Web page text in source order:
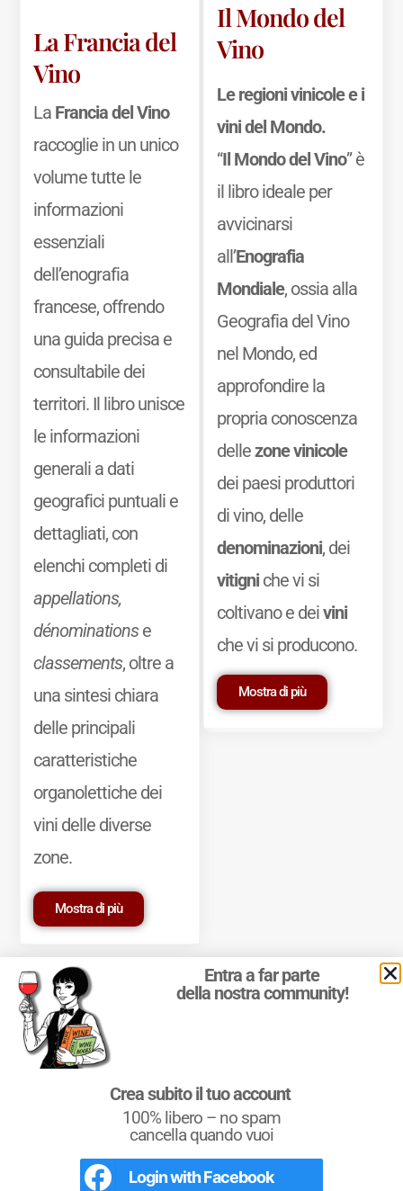
La Francia del
Vino
La Francia del Vino
raccoglie in un unico
volume tutte le
informazioni
essenziali
dell’enografia
francese, offrendo
una guida precisa e
consultabile dei
territori. Il libro unisce
le informazioni
generali a dati
geografici puntuali e
dettagliati, con
elenchi completi di
appellations,
dénominationse
classements, oltre a
una sintesi chiara
delle principali
caratteristiche
organolettiche dei
vini delle diverse
zone.
Mostra di più
Il Mondo del
Vino
Le regioni vinicole e i
vini del Mondo.
“Il Mondo del Vino” è
il libro ideale per
avvicinarsi
all’Enografia
Mondiale, ossia alla
Geografia del Vino
nel Mondo, ed
approfondire la
propria conoscenza
dellezone vinicole
dei paesi produttori
di vino, delle
denominazioni, dei
vitigniche vi si
coltivano e deivini
che vi si producono.
Mostra di più
Marchio Reg. | P.IVA 03921390245
Condizioni d'uso|Privacy Policy|Cookie Policy
cookie
L'Italia del Vino
Entra a far parte
della nostra community!
Crea subito il tuo account
100% libero – no spam
cancella quando vuoi
Login withFacebook